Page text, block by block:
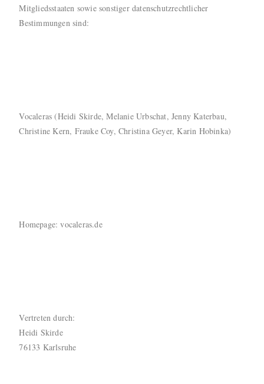
Mitgliedsstaaten sowie sonstiger datenschutzrechtlicher
Bestimmungen sind:
Vocaleras (Heidi Skirde, Melanie Urbschat, Jenny Katerbau,
Christine Kern, Frauke Coy, Christina Geyer, Karin Hobinka)
Homepage: vocaleras.de
Vertreten durch:
Heidi Skirde
76133 Karlsruhe